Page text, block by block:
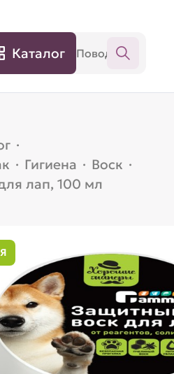
Каталог
·
· Гигиена · Воск ·
лап, 100 мл